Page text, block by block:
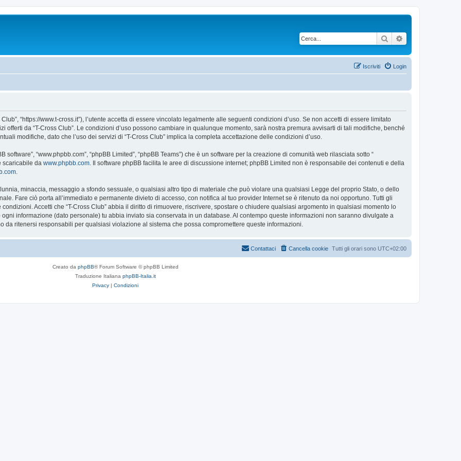
Cerca
Login
Iscriviti
Club”, “https://www.t-cross.it”), l’utente accetta di essere vincolato legalmente alle seguenti condizioni d’uso. Se non accetti di essere limitato
offerti da “T-Cross Club”. Le condizioni d’uso possono cambiare in qualunque momento, sarà nostra premura avvisarti di tali modifiche, benché
modifiche, dato che l’uso dei servizi di “T-Cross Club” implica la completa accettazione delle condizioni d’uso.
software”, “www.phpbb.com”, “phpBB Limited”, “phpBB Teams”) che è un software per la creazione di comunità web rilasciata sotto “
scaricabile da www.phpbb.com . Il software phpBB facilita le aree di discussione internet; phpBB Limited non è responsabile dei contenuti e della
minaccia, messaggio a sfondo sessuale, o qualsiasi altro tipo di materiale che può violare una qualsiasi Legge del proprio Stato, o dello
Fare ciò porta all’immediato e permanente divieto di accesso, con notifica al tuo provider Internet se è ritenuto da noi opportuno. Tutti gli
Accetti che “T-Cross Club” abbia il diritto di rimuovere, riscrivere, spostare o chiudere qualsiasi argomento in qualsiasi momento lo
informazione (dato personale) tu abbia inviato sia conservata in un database. Al contempo queste informazioni non saranno divulgate a
da ritenersi responsabili per qualsiasi violazione al sistema che possa compromettere queste informazioni.
Tutti gli orari sono UTC+02:00
Cancella cookie
Contattaci
Creato da phpBB® Forum Software © phpBB Limited
Traduzione Italiana phpBB-Italia.it
Privacy | Condizioni